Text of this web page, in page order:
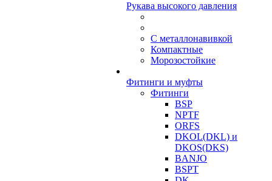
Рукава высокого давления
С металлонавивкой
Компактные
Морозостойкие
Фитинги и муфты
Фитинги
BSP
NPTF
ORFS
DKOL(DKL) и
DKOS(DKS)
BANJO
BSPT